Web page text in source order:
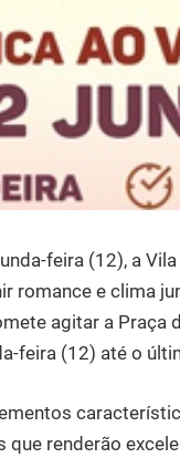
feira (12), a
romance e clima
agitar a Praça
feira (12) até o
que renderão